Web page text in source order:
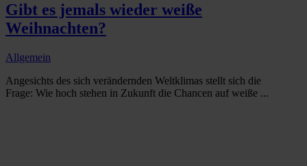
Gibt es jemals wieder weiße
Weihnachten?
Allgemein
Angesichts des sich verändernden Weltklimas stellt sich die
Frage: Wie hoch stehen in Zukunft die Chancen auf weiße ...